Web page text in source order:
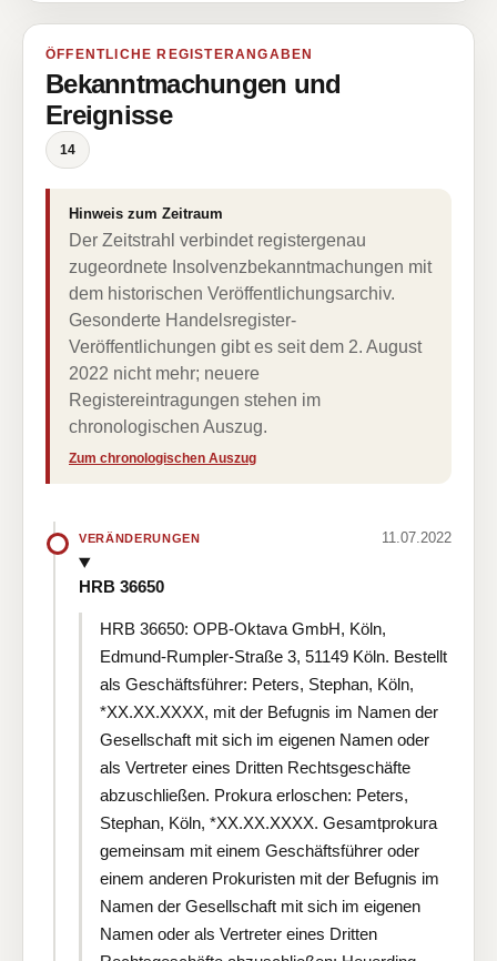
ÖFFENTLICHE REGISTERANGABEN
Bekanntmachungen und
Ereignisse
14
Hinweis zum Zeitraum
Der Zeitstrahl verbindet registergenau
zugeordnete Insolvenzbekanntmachungen mit
dem historischen Veröffentlichungsarchiv.
Gesonderte Handelsregister-
Veröffentlichungen gibt es seit dem 2. August
2022 nicht mehr; neuere
Registereintragungen stehen im
chronologischen Auszug.
Zum chronologischen Auszug
VERÄNDERUNGEN 11.07.2022
HRB 36650
HRB 36650: OPB-Oktava GmbH, Köln,
Edmund-Rumpler-Straße 3, 51149 Köln. Bestellt
als Geschäftsführer: Peters, Stephan, Köln,
*XX.XX.XXXX, mit der Befugnis im Namen der
Gesellschaft mit sich im eigenen Namen oder
als Vertreter eines Dritten Rechtsgeschäfte
abzuschließen. Prokura erloschen: Peters,
Stephan, Köln, *XX.XX.XXXX. Gesamtprokura
gemeinsam mit einem Geschäftsführer oder
einem anderen Prokuristen mit der Befugnis im
Namen der Gesellschaft mit sich im eigenen
Namen oder als Vertreter eines Dritten